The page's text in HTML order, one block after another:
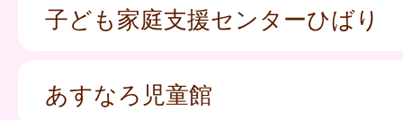
子ども家庭支援センターひばり
あすなろ児童館